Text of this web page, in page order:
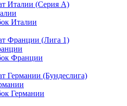
Италии (Серия А)
Италии
Франции (Лига 1)
Франции
Германии (Бундеслига)
Германии